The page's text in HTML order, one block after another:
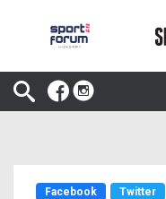
Facebook Twitter